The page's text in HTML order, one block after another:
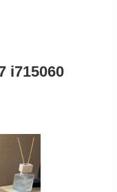
i715060